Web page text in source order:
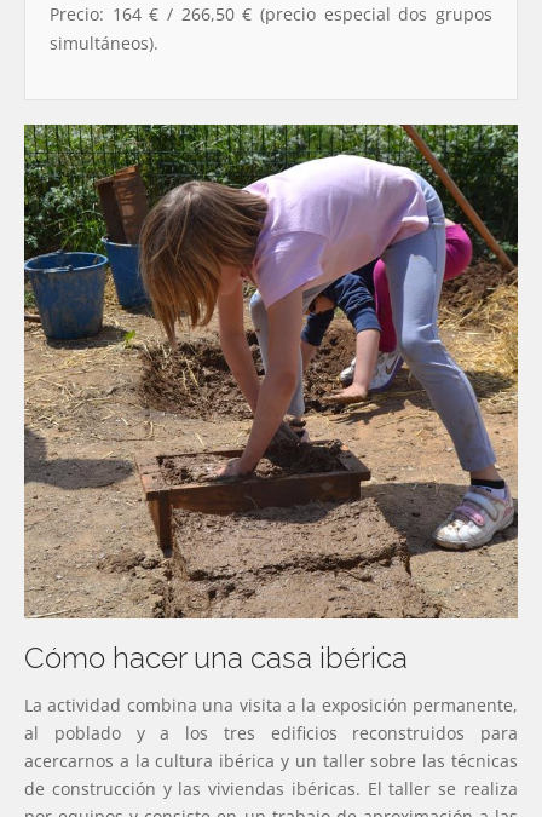
Precio: 164 € / 266,50 € (precio especial dos grupos
simultáneos).
Cómo hacer una casa ibérica
La actividad combina una visita a la exposición permanente,
al poblado y a los tres edificios reconstruidos para
acercarnos a la cultura ibérica y un taller sobre las técnicas
de construcción y las viviendas ibéricas. El taller se realiza